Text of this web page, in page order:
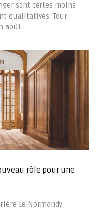
sont certes moins
qualitatives. Tour
août.
rôle pour une
Le Normandy